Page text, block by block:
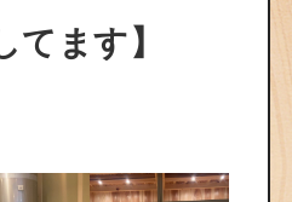
てます】